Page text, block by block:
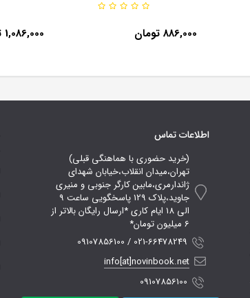
886,000 تومان 1,086,000 تومان
اطلاعات تماس
(خرید حضوری با هماهنگی قبلی)
تهران،میدان انقلاب،خیابان شهدای
ژاندارمری،مابین کارگر جنوبی و منیری
جاوید،پلاک 129 پاسخگویی ساعت 9
الی 18 ایام کاری *ارسال رایگان بالاتر از
6 میلیون تومان*
021-66478249 / 09107856100
info[at]novinbook.net
09107856100